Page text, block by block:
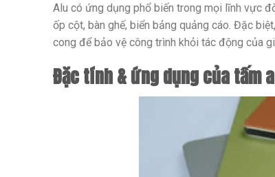
Alu có ứng dụng phổ biến trong mọi lĩnh vực
ốp cột, bàn ghế, biển bảng quảng cáo. Đặc
cong để bảo vệ công trình khỏi tác động của
Đặc tính & ứng dụng của tấm